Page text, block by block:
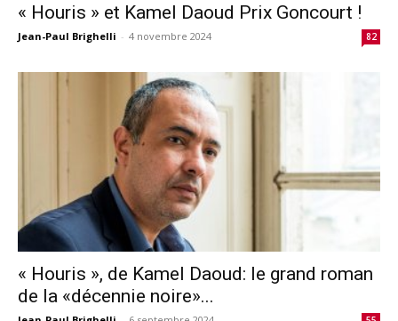
« Houris » et Kamel Daoud Prix Goncourt !
Jean-Paul Brighelli - 4 novembre 2024 82
« Houris », de Kamel Daoud: le grand roman
de la «décennie noire»...